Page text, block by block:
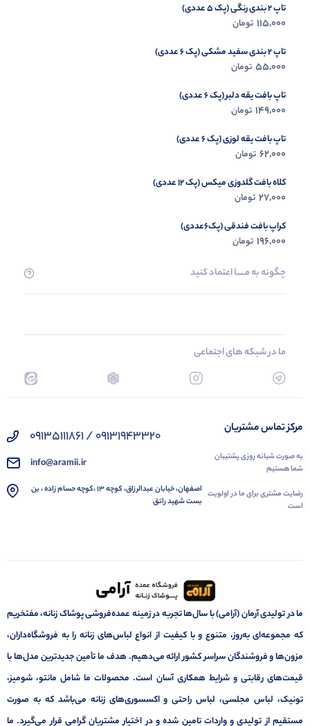
تاپ 2 بندی رنگی (پک 5 عددی)
115,000 تومان
تاپ 2 بندی سفید مشکی (پک 6 عددی)
55,000 تومان
تاپ بافت یقه دلبر (پک 6 عددی)
149,000 تومان
تاپ بافت یقه لوزی (پک 6 عددی)
62,000 تومان
کلاه بافت گلدوزی میکس (پک 12 عددی)
27,000 تومان
کراپ بافت فندقی (پک6عددی)
196,000 تومان
تاپ کراپ حلقه ای گلدوزی (پک 6 عددی)
235,000 تومان
چگونه به مــــــا اعتماد کنید
ما در شبکه های اجتماعی
مرکز تماس مشتریان
به صورت شبانه روزی پشتیبان
شما هستیم
رضایت مشتری برای ما در اولویت
است
09131943320 / 09135111861
info@aramii.ir
اصفهان، خیابان عبدالرزاق، کوچه 13 ،کوچه حسام زاده ، بن
بست شهید راتق
ما در تولیدی آرمان (آرامی) با سال‌ها تجربه در زمینه عمده‌فروشی پوشاک زنانه، مفتخریم
که مجموعه‌ای به‌روز، متنوع و با کیفیت از انواع لباس‌های زنانه را به فروشگاه‌داران،
مزون‌ها و فروشندگان سراسر کشور ارائه می‌دهیم. هدف ما تأمین جدیدترین مدل‌ها با
قیمت‌های رقابتی و شرایط همکاری آسان است. محصولات ما شامل مانتو، شومیز،
تونیک، لباس مجلسی، لباس راحتی و اکسسوری‌های زنانه می‌باشد که به صورت
مستقیم از تولیدی و واردات تامین شده و در اختیار مشتریان گرامی قرار می‌گیرد. ما